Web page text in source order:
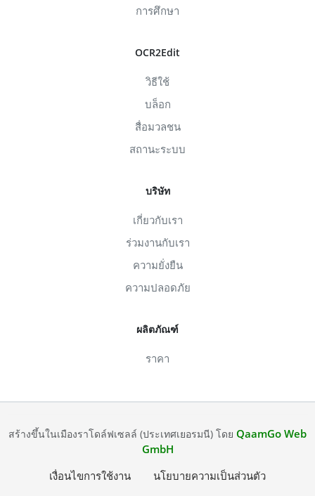
การศึกษา
OCR2Edit
วิธีใช้
บล็อก
สื่อมวลชน
สถานะระบบ
บริษัท
เกี่ยวกับเรา
ร่วมงานกับเรา
ความยั่งยืน
ความปลอดภัย
ผลิตภัณฑ์
ราคา
สร้างขึ้นในเมืองราโดล์ฟเซลล์ (ประเทศเยอรมนี) โดย QaamGo Web
GmbH
เงื่อนไขการใช้งาน
นโยบายความเป็นส่วนตัว